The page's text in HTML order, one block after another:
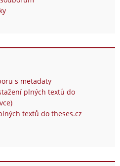
s metadaty
plných textů do
textů do theses.cz